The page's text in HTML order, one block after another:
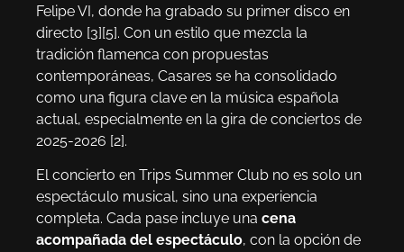
Felipe VI, donde ha grabado su primer disco en
directo [3][5]. Con un estilo que mezcla la
tradición flamenca con propuestas
contemporáneas, Casares se ha consolidado
como una figura clave en la música española
actual, especialmente en la gira de conciertos de
2025-2026 [2].
El concierto en Trips Summer Club no es solo un
espectáculo musical, sino una experiencia
completa. Cada pase incluye una cena
acompañada del espectáculo, con la opción de